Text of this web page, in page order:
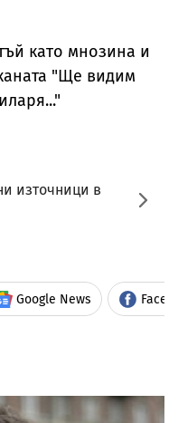
като мнозина и
"Ще видим
източници в
Google News